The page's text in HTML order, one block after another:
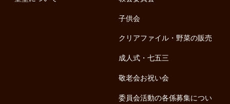
子供会
クリアファイル・野菜の販売
成人式・七五三
敬老会お祝い会
委員会活動の各係募集につい